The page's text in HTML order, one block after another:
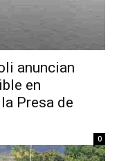
anuncian
en
Presa de
0